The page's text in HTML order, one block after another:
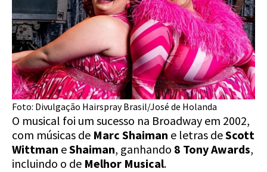
Foto: Divulgação Hairspray Brasil/José de Holanda
O musical foi um sucesso na Broadway em 2002,
com músicas de Marc Shaiman e letras deScott
Wittman eShaiman, ganhando 8 Tony Awards,
incluindo o de Melhor Musical.